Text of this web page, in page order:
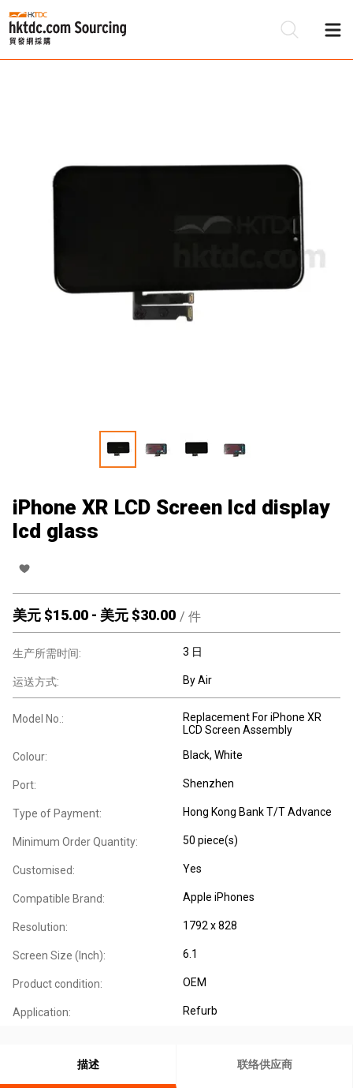
iPhone XR LCD Screen lcd display
lcd glass
美元 $15.00 - 美元 $30.00 / 件
生产所需时间: 3 日
运送方式: By Air
Model No.:
Replacement For iPhone XR
LCD Screen Assembly
Colour: Black, White
Port: Shenzhen
Type of Payment: Hong Kong Bank T/T Advance
Minimum Order Quantity: 50 piece(s)
Customised: Yes
Compatible Brand: Apple iPhones
Resolution: 1792 x 828
Screen Size (Inch): 6.1
Product condition: OEM
Application: Refurb
描述 联络供应商